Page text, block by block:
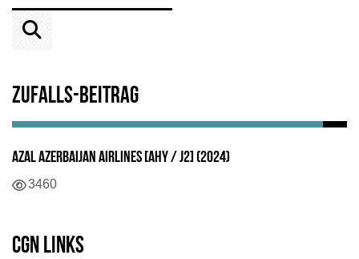
Zufalls-Beitrag
AZAL Azerbaijan Airlines [AHY / J2] (2024)
Details
3460
CGN Links